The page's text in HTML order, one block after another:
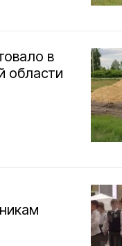
в
области